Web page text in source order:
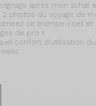
après mon achat
2 photos du voyage de
ce trompe-l'oeil
de pro !!
confort d'utilisation